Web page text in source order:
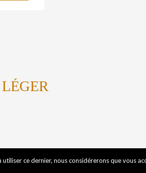
ce dernier, nous considérerons que vous